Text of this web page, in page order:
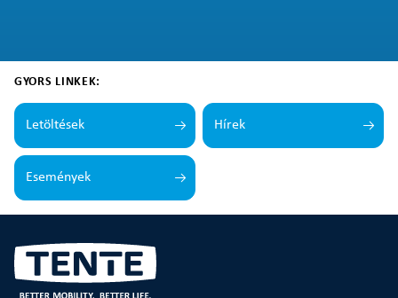
GYORS LINKEK:
Letöltések Hírek
Események